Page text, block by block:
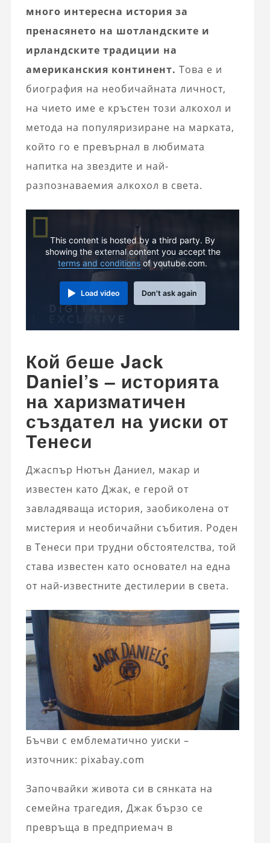
много интересна история за
пренасянето на шотландските и
ирландските традиции на
американския континент. Това е и
биография на необичайната личност,
на чието име е кръстен този алкохол и
метода на популяризиране на марката,
който го е превърнал в любимата
напитка на звездите и най-
разпознаваемия алкохол в света.
This content is hosted by a third party. By
showing the external content you accept the
terms and conditions of youtube.com.
Load video Don't ask again
Кой беше Jack
Daniel’s – историята
на харизматичен
създател на уиски от
Тенеси
Джаспър Нютън Даниел, макар и
известен като Джак, е герой от
завладяваща история, заобиколена от
мистерия и необичайни събития. Роден
в Тенеси при трудни обстоятелства, той
става известен като основател на една
от най-известните дестилерии в света.
Бъчви с емблематично уиски –
източник: pixabay.com
Започвайки живота си в сянката на
семейна трагедия, Джак бързо се
превръща в предприемач в